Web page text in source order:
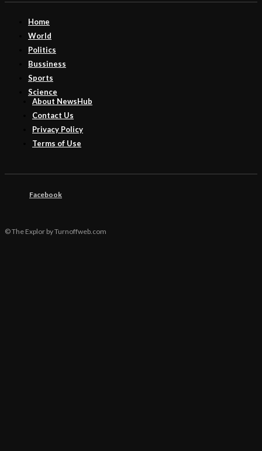
Home
World
Politics
Bussiness
Sports
Science
About NewsHub
Contact Us
Privacy Policy
Terms of Use
Facebook
© The Explor by Turnoffweb.com